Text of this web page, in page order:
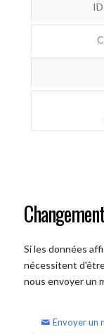
Si les données
nécessitent
nous envoyer un
Envoyer un